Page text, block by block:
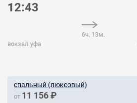
12:43
вокзал уфа
6ч. 13м.
спальный (люксовый)
от 11 156 ₽